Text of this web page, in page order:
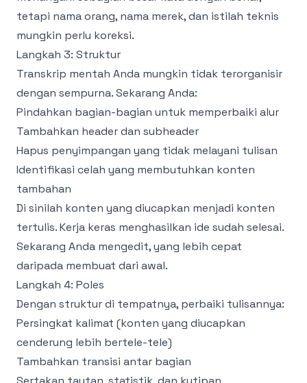
tetapi nama orang, nama merek, dan istilah teknis
mungkin perlu koreksi.
Langkah 3: Struktur
Transkrip mentah Anda mungkin tidak terorganisir
dengan sempurna. Sekarang Anda:
Pindahkan bagian-bagian untuk memperbaiki alur
Tambahkan header dan subheader
Hapus penyimpangan yang tidak melayani tulisan
Identifikasi celah yang membutuhkan konten
tambahan
Di sinilah konten yang diucapkan menjadi konten
tertulis. Kerja keras menghasilkan ide sudah selesai.
Sekarang Anda mengedit, yang lebih cepat
daripada membuat dari awal.
Langkah 4: Poles
Dengan struktur di tempatnya, perbaiki tulisannya:
Persingkat kalimat (konten yang diucapkan
cenderung lebih bertele-tele)
Tambahkan transisi antar bagian